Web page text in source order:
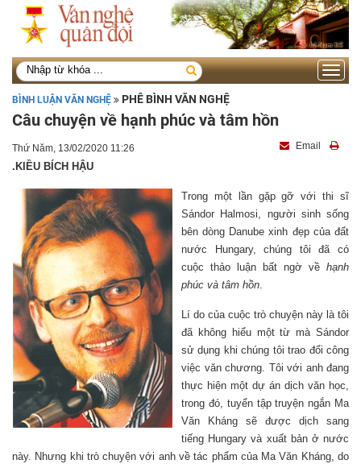
Toggle
BÌNH LUẬN VĂN NGHỆ PHÊ BÌNH VĂN NGHỆ
Câu chuyện về hạnh phúc và tâm hồn
Thứ Năm, 13/02/2020 11:26 Email
.KIỀU BÍCH HẬU
Trong một lần gặp gỡ với thi sĩ
Sándor Halmosi, người sinh sống
bên dòng Danube xinh đẹp của đất
nước Hungary, chúng tôi đã có
cuộc thảo luận bất ngờ về hạnh
phúc và tâm hồn.
Lí do của cuộc trò chuyện này là tôi
đã không hiểu một từ mà Sándor
sử dụng khi chúng tôi trao đổi công
việc văn chương. Tôi với anh đang
thực hiện một dự án dịch văn học,
trong đó, tuyển tập truyện ngắn Ma
Văn Kháng sẽ được dịch sang
tiếng Hungary và xuất bản ở nước
này. Nhưng khi trò chuyện với anh về tác phẩm của Ma Văn Kháng, do